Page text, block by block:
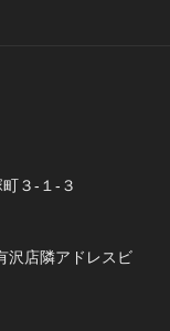
３-１-３
沢店隣アドレスビ